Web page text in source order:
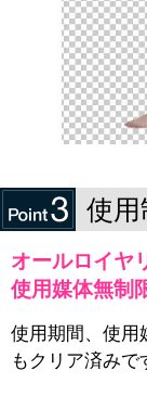
使用
オールロイヤ
使用媒体無制
使用期間、使用
もクリア済みで